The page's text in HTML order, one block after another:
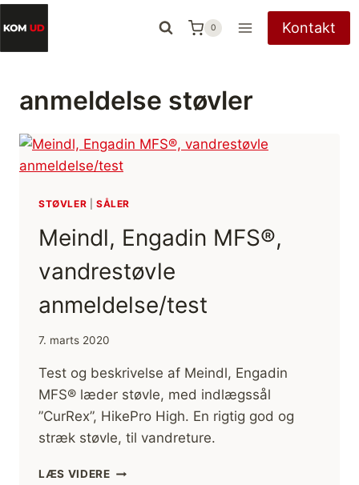
Fortsæt
til
indhold
0 Kontakt
anmeldelse støvler
STØVLER SÅLER
Meindl, Engadin MFS®,
vandrestøvle
anmeldelse/test
7. marts 2020
Test og beskrivelse af Meindl, Engadin
MFS® læder støvle, med indlægssål
”CurRex”, HikePro High. En rigtig god og
stræk støvle, til vandreture.
LÆS VIDEREMEINDL,